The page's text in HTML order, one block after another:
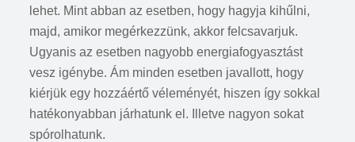
lehet. Mint abban az esetben, hogy hagyja kihűlni,
majd, amikor megérkezzünk, akkor felcsavarjuk.
Ugyanis az esetben nagyobb energiafogyasztást
vesz igénybe. Ám minden esetben javallott, hogy
kiérjük egy hozzáértő véleményét, hiszen így sokkal
hatékonyabban járhatunk el. Illetve nagyon sokat
spórolhatunk.